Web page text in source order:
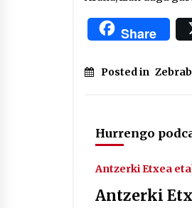
Share
Posted in
Hurrengo
Antzerki Etxea
Antzerki